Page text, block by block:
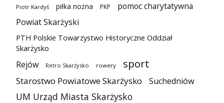
Piotr Kardyś piłka nożna PKP
pomoc charytatywna
Powiat Skarżyski
PTH Polskie Towarzystwo Historyczne Oddział
Skarżysko
Rejów Retro Skarżysko rowery sport
Starostwo Powiatowe Skarżysko Suchedniów
UM Urząd Miasta Skarżysko